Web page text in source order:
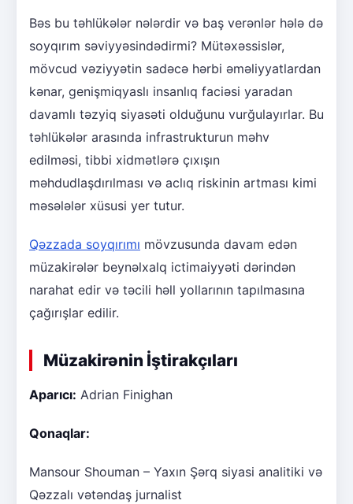
Bəs bu təhlükələr nələrdir və baş verənlər hələ də
soyqırım səviyyəsindədirmi? Mütəxəssislər,
mövcud vəziyyətin sadəcə hərbi əməliyyatlardan
kənar, genişmiqyaslı insanlıq faciəsi yaradan
davamlı təzyiq siyasəti olduğunu vurğulayırlar. Bu
təhlükələr arasında infrastrukturun məhv
edilməsi, tibbi xidmətlərə çıxışın
məhdudlaşdırılması və aclıq riskinin artması kimi
məsələlər xüsusi yer tutur.
Qəzzada soyqırımı mövzusunda davam edən
müzakirələr beynəlxalq ictimaiyyəti dərindən
narahat edir və təcili həll yollarının tapılmasına
çağırışlar edilir.
Müzakirənin İştirakçıları
Aparıcı: Adrian Finighan
Qonaqlar:
Mansour Shouman – Yaxın Şərq siyasi analitiki və
Qəzzalı vətəndaş jurnalist